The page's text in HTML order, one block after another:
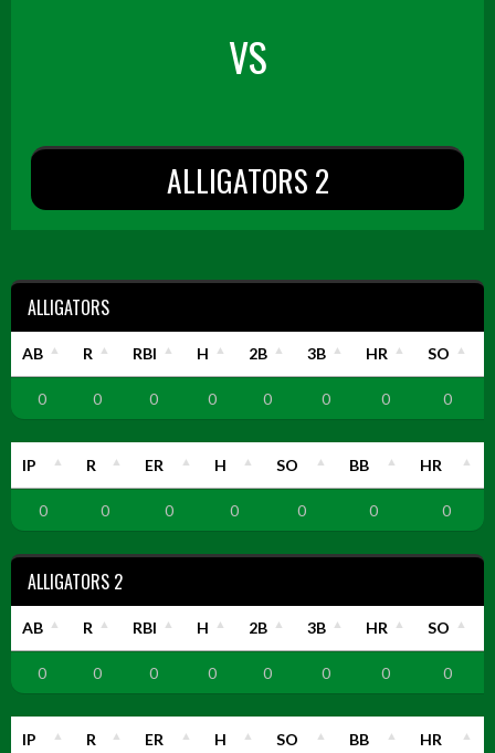
VS
ALLIGATORS 2
ALLIGATORS
AB R RBI H 2B 3B HR SO
0 0 0 0 0 0 0 0
IP R ER H SO BB HR
0 0 0 0 0 0 0
ALLIGATORS 2
AB R RBI H 2B 3B HR SO
0 0 0 0 0 0 0 0
IP R ER H SO BB HR